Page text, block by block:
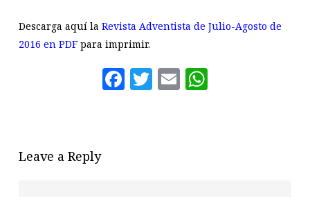
Descarga aquí la Revista Adventista de Julio-Agosto de
2016 en PDFpara imprimir.
Facebook
Twitter
Email
Leave a Reply